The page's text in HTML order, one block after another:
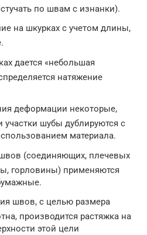
по швам с изнанки).
на шкурках с учетом длины,
дается «небольшая
натяжение
деформации некоторые,
участки шубы дублируются с
материала.
(соединяющих, плечевых
горловины) применяются
швов, с целью размера
производится растяжка на
этой цели